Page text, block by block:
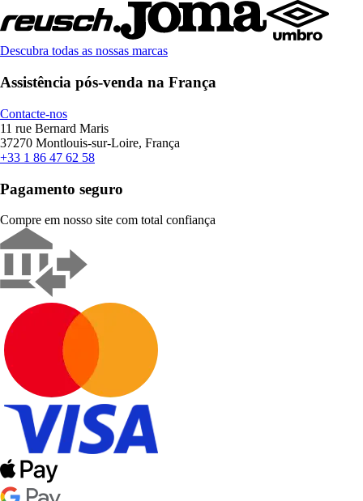
Descubra todas as nossas marcas
Assistência pós-venda na França
Contacte-nos
11 rue Bernard Maris
37270 Montlouis-sur-Loire, França
+33 1 86 47 62 58
Pagamento seguro
Compre em nosso site com total confiança